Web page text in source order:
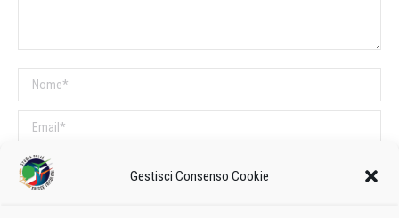
Gestisci Consenso Cookie
Nome *
Email *
Sito web